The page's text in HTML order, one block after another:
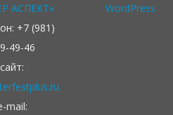
АСПЕКТ»
+7 (981)
49-46
сайт:
mail:
WordPress